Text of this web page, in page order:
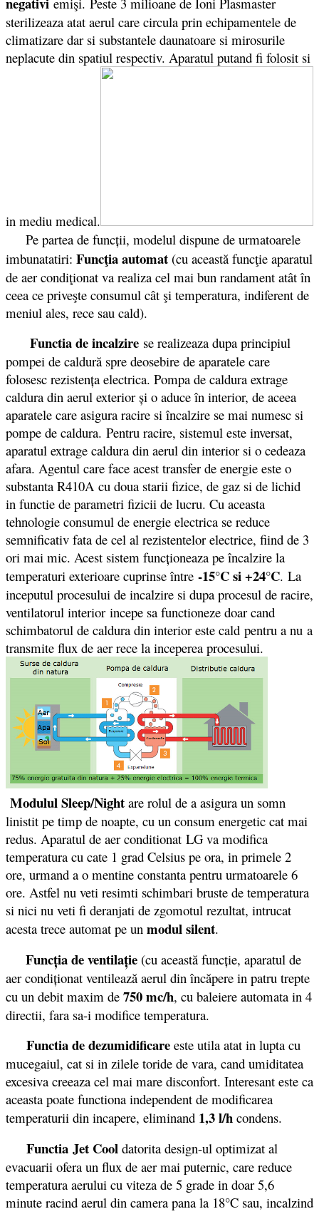
sterilizeaza atat aerul care circula prin echipamentele de
climatizare dar si substantele daunatoare si mirosurile
neplacute din spatiul respectiv. Aparatul putand fi folosit si
in mediu medical.
Pe partea de funcții, modelul dispune de urmatoarele
imbunatatiri: Funcţia automat (cu această funcţie aparatul
de aer condiţionat va realiza cel mai bun randament atât în
ceea ce priveşte consumul cât şi temperatura, indiferent de
meniul ales, rece sau cald).
Functia de incalzire se realizeaza dupa principiul
pompei de caldură spre deosebire de aparatele care
folosesc rezistenţa electrica. Pompa de caldura extrage
caldura din aerul exterior şi o aduce în interior, de aceea
aparatele care asigura racire si încalzire se mai numesc si
pompe de caldura. Pentru racire, sistemul este inversat,
aparatul extrage caldura din aerul din interior si o cedeaza
afara. Agentul care face acest transfer de energie este o
substanta R410A cu doua starii fizice, de gaz si de lichid
in functie de parametri fizicii de lucru. Cu aceasta
tehnologie consumul de energie electrica se reduce
semnificativ fata de cel al rezistentelor electrice, fiind de 3
ori mai mic. Acest sistem funcționeaza pe încalzire la
temperaturi exterioare cuprinse între -15°C si +24°C. La
inceputul procesului de incalzire si dupa procesul de racire,
ventilatorul interior incepe sa functioneze doar cand
schimbatorul de caldura din interior este cald pentru a nu a
transmite flux de aer rece la inceperea procesului.
Modulul Sleep/Night are rolul de a asigura un somn
linistit pe timp de noapte, cu un consum energetic cat mai
redus. Aparatul de aer conditionat LG va modifica
temperatura cu cate 1 grad Celsius pe ora, in primele 2
ore, urmand a o mentine constanta pentru urmatoarele 6
ore. Astfel nu veti resimti schimbari bruste de temperatura
si nici nu veti fi deranjati de zgomotul rezultat, intrucat
acesta trece automat pe un modul silent.
Funcţia de ventilaţie (cu această funcţie, aparatul de
aer condiţionat ventilează aerul din încăpere in patru trepte
cu un debit maxim de 750 mc/h, cu baleiere automata in 4
directii, fara sa-i modifice temperatura.
Functia de dezumidificare este utila atat in lupta cu
mucegaiul, cat si in zilele toride de vara, cand umiditatea
excesiva creeaza cel mai mare disconfort. Interesant este ca
aceasta poate functiona independent de modificarea
temperaturii din incapere, eliminand 1,3 l/h condens.
Functia Jet Cool datorita design-ul optimizat al
evacuarii ofera un flux de aer mai puternic, care reduce
temperatura aerului cu viteza de 5 grade in doar 5,6
minute racind aerul din camera pana la 18°C sau, incalzind